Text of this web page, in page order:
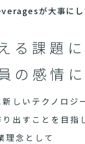
が大事にし
る課題に
の感情
しいテクノロジ
出すことを目指
念として